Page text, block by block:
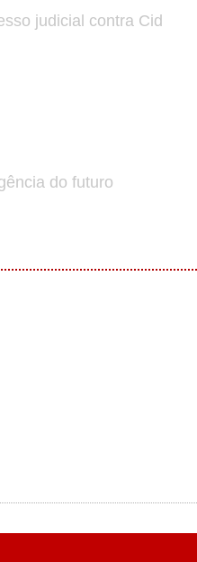
judicial contra Cid
do futuro